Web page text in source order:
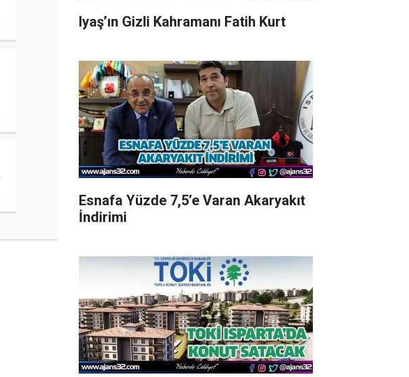
Iyaş’ın Gizli Kahramanı Fatih Kurt
Esnafa Yüzde 7,5’e Varan Akaryakıt
İndirimi